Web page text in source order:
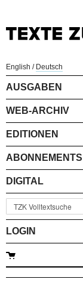
English / Deutsch
AUSGABEN
WEB-ARCHIV
EDITIONEN
ABONNEMENTS
DIGITAL
LOGIN